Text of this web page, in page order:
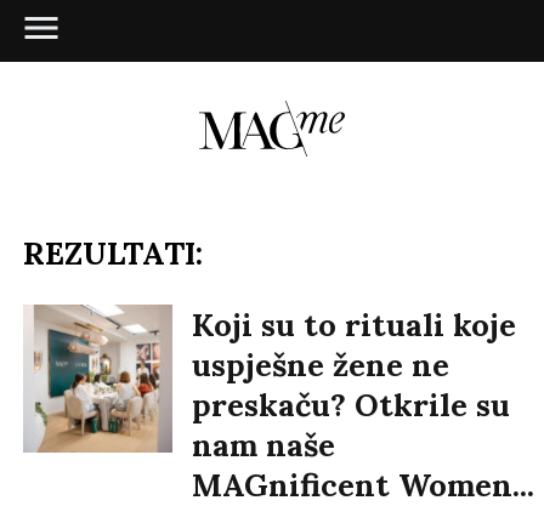
REZULTATI:
Koji su to rituali koje
uspješne žene ne
preskaču? Otkrile su
nam naše
MAGnificent Women...